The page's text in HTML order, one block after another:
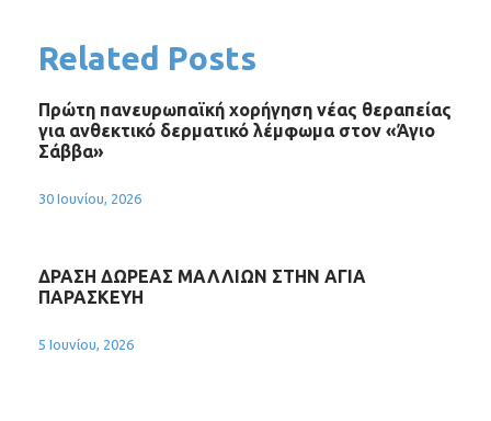
Related Posts
Πρώτη πανευρωπαϊκή χορήγηση νέας θεραπείας
για ανθεκτικό δερματικό λέμφωμα στον «Άγιο
Σάββα»
30 Ιουνίου, 2026
ΔΡΑΣΗ ΔΩΡΕΑΣ ΜΑΛΛΙΩΝ ΣΤΗΝ ΑΓΙΑ
ΠΑΡΑΣΚΕΥΗ
5 Ιουνίου, 2026